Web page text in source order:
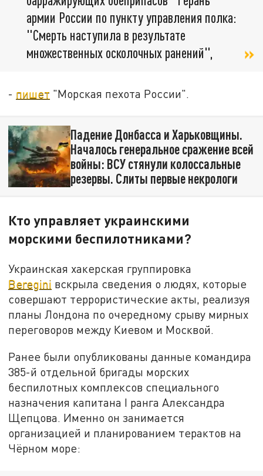
армии России по пункту управления полка:
"Смерть наступила в результате
множественных осколочных ранений",
- пишет "Морская пехота России".
Падение Донбасса и Харьковщины.
Началось генеральное сражение всей
войны: ВСУ стянули колоссальные
резервы. Слиты первые некрологи
Кто управляет украинскими
морскими беспилотниками?
Украинская хакерская группировка
Beregini вскрыла сведения о людях, которые
совершают террористические акты, реализуя
планы Лондона по очередному срыву мирных
переговоров между Киевом и Москвой.
Ранее были опубликованы данные командира
385-й отдельной бригады морских
беспилотных комплексов специального
назначения капитана I ранга Александра
Щепцова. Именно он занимается
организацией и планированием терактов на
Чёрном море: